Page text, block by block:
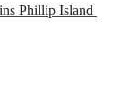
Phillip Island